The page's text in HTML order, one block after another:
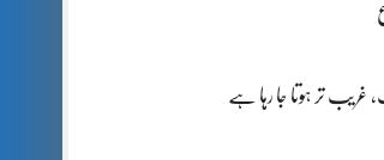
غریب تر ہوتا جا رہا ہے